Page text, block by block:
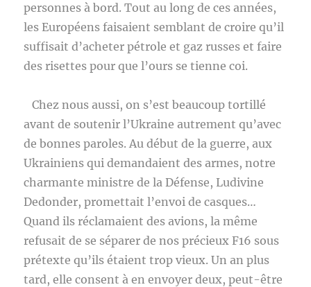
personnes à bord. Tout au long de ces années,
les Européens faisaient semblant de croire qu’il
suffisait d’acheter pétrole et gaz russes et faire
des risettes pour que l’ours se tienne coi.
Chez nous aussi, on s’est beaucoup tortillé
avant de soutenir l’Ukraine autrement qu’avec
de bonnes paroles. Au début de la guerre, aux
Ukrainiens qui demandaient des armes, notre
charmante ministre de la Défense, Ludivine
Dedonder, promettait l’envoi de casques…
Quand ils réclamaient des avions, la même
refusait de se séparer de nos précieux F16 sous
prétexte qu’ils étaient trop vieux. Un an plus
tard, elle consent à en envoyer deux, peut-être